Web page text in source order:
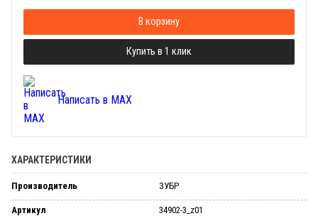
В корзину
Купить в 1 клик
Написать в MAX
ХАРАКТЕРИСТИКИ
Производитель ЗУБР
Артикул 34902-3_z01